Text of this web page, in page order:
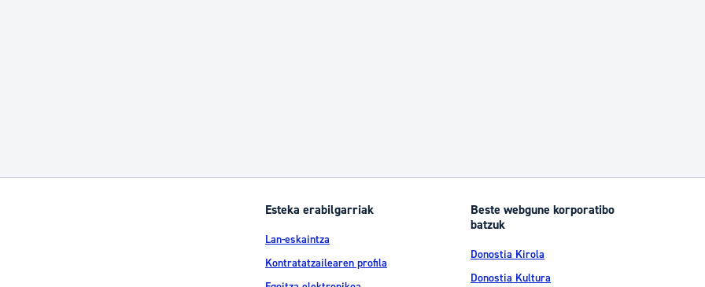
Esteka erabilgarriak
Lan-eskaintza
Kontratatzailearen profila
Beste webgune korporatibo
batzuk
Donostia Kirola
Donostia Kultura